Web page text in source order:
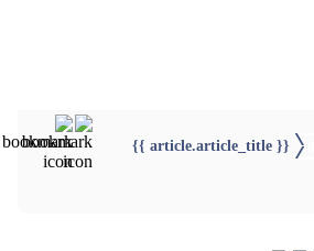
{{ article.article_title }}